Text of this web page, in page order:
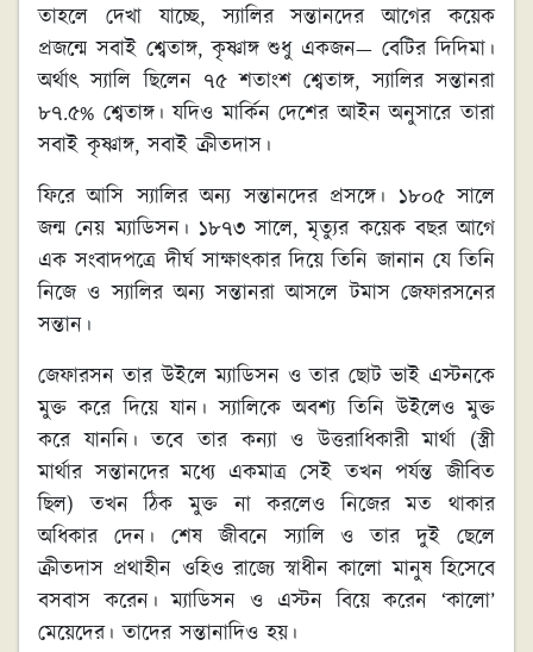
তাহলে দেখা যাচ্ছে, স্যালির সন্তানদের আগের কয়েক
প্রজন্মে সবাই শ্বেতাঙ্গ, কৃষ্ণাঙ্গ শুধু একজন— বেটির দিদিমা।
অর্থাৎ স্যালি ছিলেন ৭৫ শতাংশ শ্বেতাঙ্গ, স্যালির সন্তানরা
৮৭.৫% শ্বেতাঙ্গ। যদিও মার্কিন দেশের আইন অনুসারে তারা
সবাই কৃষ্ণাঙ্গ, সবাই ক্রীতদাস।
ফিরে আসি স্যালির অন্য সন্তানদের প্রসঙ্গে। ১৮০৫ সালে
জন্ম নেয় ম্যাডিসন। ১৮৭৩ সালে, মৃত্যুর কয়েক বছর আগে
এক সংবাদপত্রে দীর্ঘ সাক্ষাৎকার দিয়ে তিনি জানান যে তিনি
নিজে ও স্যালির অন্য সন্তানরা আসলে টমাস জেফারসনের
সন্তান।
জেফারসন তার উইলে ম্যাডিসন ও তার ছোট ভাই এস্টনকে
মুক্ত করে দিয়ে যান। স্যালিকে অবশ্য তিনি উইলেও মুক্ত
করে যাননি। তবে তার কন্যা ও উত্তরাধিকারী মার্থা (স্ত্রী
মার্থার সন্তানদের মধ্যে একমাত্র সেই তখন পর্যন্ত জীবিত
ছিল) তখন ঠিক মুক্ত না করলেও নিজের মত থাকার
অধিকার দেন। শেষ জীবনে স্যালি ও তার দুই ছেলে
ক্রীতদাস প্রথাহীন ওহিও রাজ্যে স্বাধীন কালো মানুষ হিসেবে
বসবাস করেন। ম্যাডিসন ও এস্টন বিয়ে করেন ‘কালো’
মেয়েদের। তাদের সন্তানাদিও হয়।